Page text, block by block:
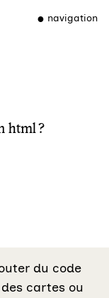
navigation
html ?
du code
cartes ou